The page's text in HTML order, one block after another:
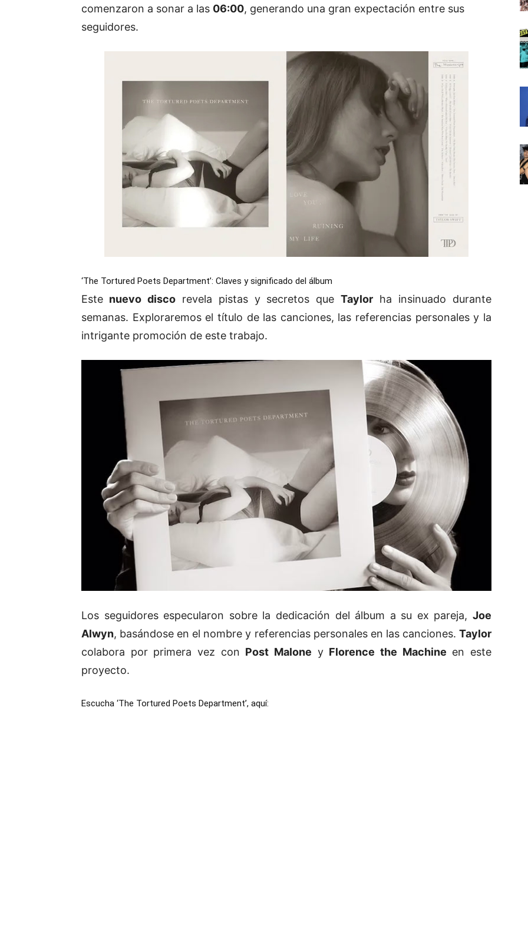
comenzaron a sonar a las 06:00, generando una gran expectación entre sus
seguidores.
‘The Tortured Poets Department’: Claves y significado del álbum
Este nuevo discorevela pistas y secretos queTaylor ha insinuado durante
semanas. Exploraremos el título de las canciones, las referencias personales y la
intrigante promoción de este trabajo.
Los seguidores especularon sobre la dedicación del álbum a su ex pareja, Joe
Alwyn, basándose en el nombre y referencias personales en las canciones. Taylor
colabora por primera vez con Post Malone y Florence the Machine en este
proyecto.
Escucha ‘The Tortured Poets Department’, aquí: